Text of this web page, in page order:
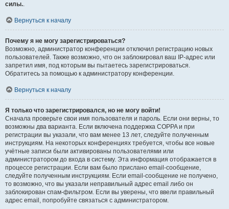
силы..
Вернуться к началу
Почему я не могу зарегистрироваться?
Возможно, администратор конференции отключил регистрацию новых
пользователей. Также возможно, что он заблокировал ваш IP-адрес или
запретил имя, под которым вы пытаетесь зарегистрироваться.
Обратитесь за помощью к администратору конференции.
Вернуться к началу
Я только что зарегистрировался, но не могу войти!
Сначала проверьте свои имя пользователя и пароль. Если они верны, то
возможны два варианта. Если включена поддержка COPPA и при
регистрации вы указали, что вам менее 13 лет, следуйте полученным
инструкциям. На некоторых конференциях требуется, чтобы все новые
учётные записи были активированы пользователями или
администратором до входа в систему. Эта информация отображается в
процессе регистрации. Если вам было прислано email-сообщение,
следуйте полученным инструкциям. Если email-сообщение не получено,
то возможно, что вы указали неправильный адрес email либо он
заблокирован спам-фильтром. Если вы уверены, что ввели правильный
адрес email, попробуйте связаться с администратором.